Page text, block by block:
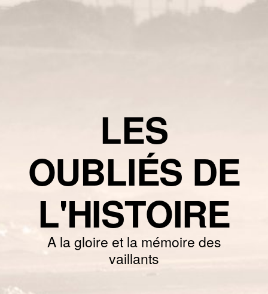
LES
OUBLIÉS DE
L'HISTOIRE
A la gloire et la mémoire des
vaillants